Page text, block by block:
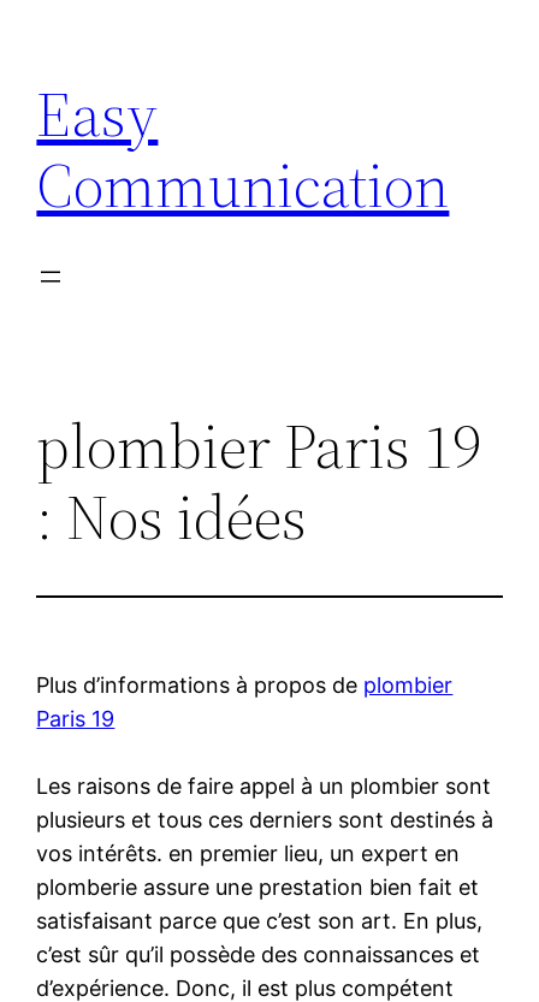
contenu
Easy
Communication
plombier Paris 19
: Nos idées
Plus d’informations à propos de plombier
Paris 19
Les raisons de faire appel à un plombier sont
plusieurs et tous ces derniers sont destinés à
vos intérêts. en premier lieu, un expert en
plomberie assure une prestation bien fait et
satisfaisant parce que c’est son art. En plus,
c’est sûr qu’il possède des connaissances et
d’expérience. Donc, il est plus compétent